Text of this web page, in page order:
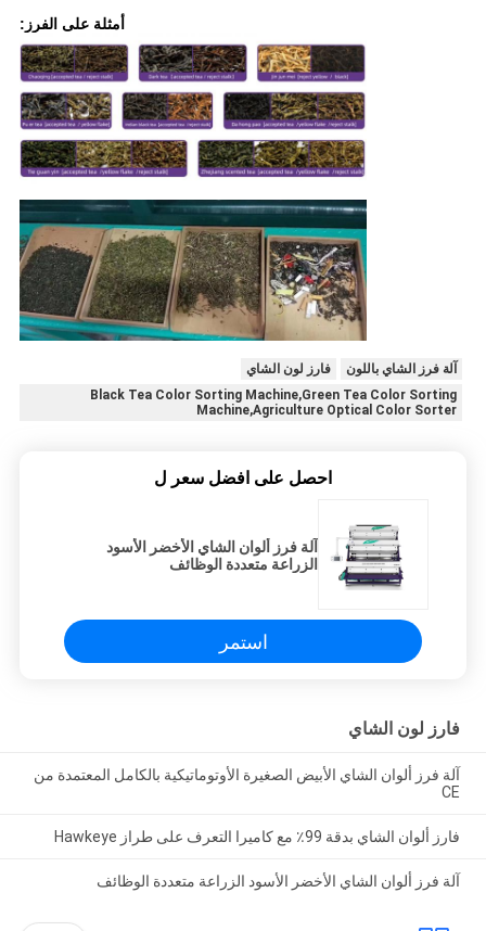
أمثلة على الفرز:
آلة فرز الشاي باللون
فارز لون الشاي
Black Tea Color Sorting Machine,Green Tea Color Sorting
Machine,Agriculture Optical Color Sorter
احصل على افضل سعر ل
آلة فرز ألوان الشاي الأخضر الأسود
الزراعة متعددة الوظائف
استمر
فارز لون الشاي
آلة فرز ألوان الشاي الأبيض الصغيرة الأوتوماتيكية بالكامل المعتمدة من
CE
فارز ألوان الشاي بدقة 99٪ مع كاميرا التعرف على طراز Hawkeye
آلة فرز ألوان الشاي الأخضر الأسود الزراعة متعددة الوظائف